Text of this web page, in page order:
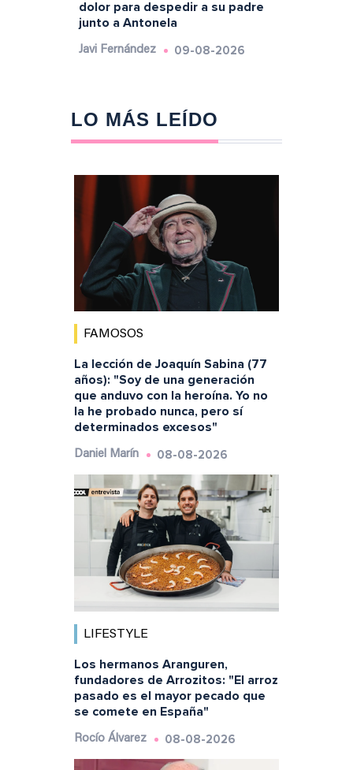
dolor para despedir a su padre
junto a Antonela
Javi Fernández 09-08-2026
LO MÁS LEÍDO
FAMOSOS
La lección de Joaquín Sabina (77
años): "Soy de una generación
que anduvo con la heroína. Yo no
la he probado nunca, pero sí
determinados excesos"
Daniel Marín 08-08-2026
LIFESTYLE
Los hermanos Aranguren,
fundadores de Arrozitos: "El arroz
pasado es el mayor pecado que
se comete en España"
Rocío Álvarez 08-08-2026